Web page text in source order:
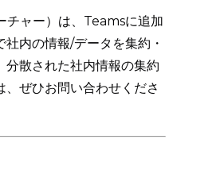
ャー）は、Teamsに追加
内の情報/データを集約・
分散された社内情報の集約
ぜひお問い合わせくださ